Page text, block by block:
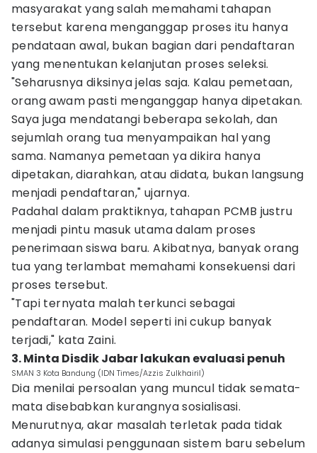
masyarakat yang salah memahami tahapan
tersebut karena menganggap proses itu hanya
pendataan awal, bukan bagian dari pendaftaran
yang menentukan kelanjutan proses seleksi.
"Seharusnya diksinya jelas saja. Kalau pemetaan,
orang awam pasti menganggap hanya dipetakan.
Saya juga mendatangi beberapa sekolah, dan
sejumlah orang tua menyampaikan hal yang
sama. Namanya pemetaan ya dikira hanya
dipetakan, diarahkan, atau didata, bukan langsung
menjadi pendaftaran," ujarnya.
Padahal dalam praktiknya, tahapan PCMB justru
menjadi pintu masuk utama dalam proses
penerimaan siswa baru. Akibatnya, banyak orang
tua yang terlambat memahami konsekuensi dari
proses tersebut.
"Tapi ternyata malah terkunci sebagai
pendaftaran. Model seperti ini cukup banyak
terjadi," kata Zaini.
3. Minta Disdik Jabar lakukan evaluasi penuh
SMAN 3 Kota Bandung (IDN Times/Azzis Zulkhairil)
Dia menilai persoalan yang muncul tidak semata-
mata disebabkan kurangnya sosialisasi.
Menurutnya, akar masalah terletak pada tidak
adanya simulasi penggunaan sistem baru sebelum